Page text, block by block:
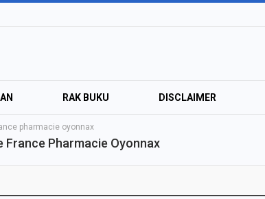
RAK BUKU DISCLAIMER
pharmacie oyonnax
France Pharmacie Oyonnax